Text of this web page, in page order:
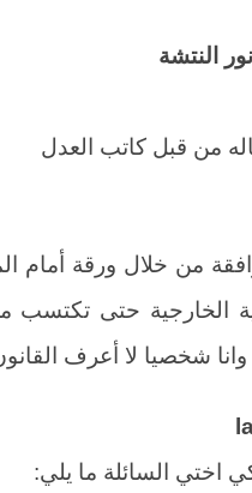
النتشة
من قبل كاتب العدل
من خلال ورقة أمام
الخارجية حتى تكتسب
شخصيا لا أعرف
اختي السائلة ما يلي: